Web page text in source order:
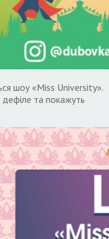
шоу «Miss University».
та покажуть